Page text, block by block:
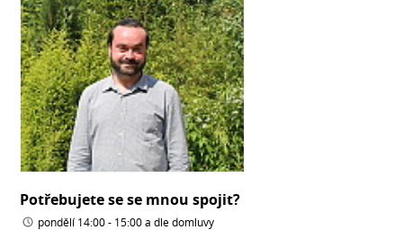
Potřebujete se se mnou spojit?
pondělí 14:00 - 15:00 a dle domluvy